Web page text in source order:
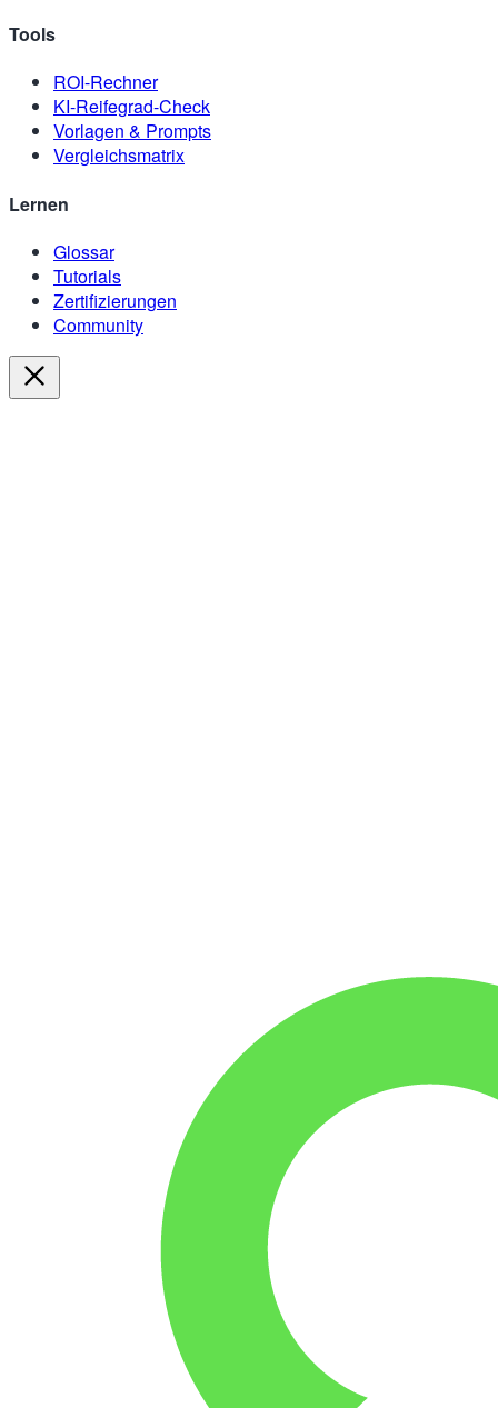
Tools
ROI-Rechner
KI-Reifegrad-Check
Vorlagen & Prompts
Vergleichsmatrix
Lernen
Glossar
Tutorials
Zertifizierungen
Community